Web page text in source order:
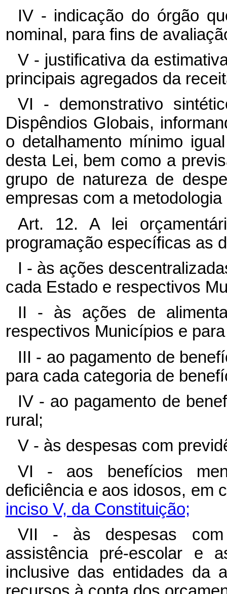
IV - indicação do órgão
nominal, para fins de
V - justificativa da
principais agregados da
VI - demonstrativo
Dispêndios Globais,
o detalhamento mínimo
desta Lei, bem como a
grupo de natureza de
empresas com a
Art. 12. A lei
programação específicas as
I - às ações
cada Estado e respectivos
II - às ações de
respectivos Municípios e
III - ao pagamento de
para cada categoria de
IV - ao pagamento de
rural;
V - às despesas com
VI - aos benefícios
deficiência e aos idosos, em
inciso V, da Constituição;
VII - às despesas com
assistência pré-escolar e
inclusive das entidades da